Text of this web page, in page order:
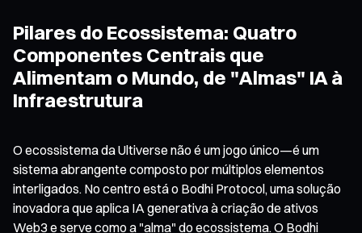
Pilares do Ecossistema: Quatro
Componentes Centrais que
Alimentam o Mundo, de "Almas" IA à
Infraestrutura
O ecossistema da Ultiverse não é um jogo único—é um
sistema abrangente composto por múltiplos elementos
interligados. No centro está o Bodhi Protocol, uma solução
inovadora que aplica IA generativa à criação de ativos
Web3 e serve como a "alma" do ecossistema. O Bodhi